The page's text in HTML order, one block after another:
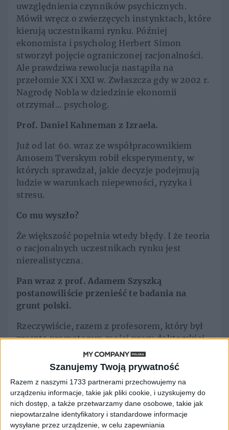
Szanujemy Twoją prywatność
Razem z naszymi 1733 partnerami przechowujemy na
urządzeniu informacje, takie jak pliki cookie, i uzyskujemy do
nich dostęp, a także przetwarzamy dane osobowe, takie jak
niepowtarzalne identyfikatory i standardowe informacje
wysyłane przez urządzenie, w celu zapewniania
uwzględnienia czynników psychicznych.
Mówił wręcz o zwierzęcych instynktach, które
kierują uczestnikami rynku. Później
ekonomista i psycholog Herbert Simon
stworzył pojęcie ograniczonej racjonalności.
Ale prawdziwa rewolucja nastąpiła na
przełomie XX i XXI w. Zwłaszcza gdy w 2002 r.
Nagrodę Nobla w dziedzinie ekonomii
otrzymał… psycholog.
Prof. Daniel Kahneman z Izraela.
Już od lat 60. wraz ze współpracownikiem
Amosem Tverskym robił eksperymenty, w
których sprawdzał, jakie decyzje podejmują
ludzie w warunkach niepewności, ryzyka i
stresu.
Co mu wyszło?
Że większość popełnia wtedy błędy. I że teoria
o racjonalnych uczestnikach rynku jest
nierealistyczna.
Pan wraz z prof. Adamem Szyszką
postanowiliście przenieść te badania na
grunt polski.
Rzeczywiście, razem z profesorem, który był
zresztą promotorem mojej pracy doktorskiej,
we współpracy ze Szkołą Główną Handlową
realizujemy grant Narodowego Centrum
Nauki „Wpływ czynników behawioralnych na
decyzje finansowe przedsiębiorstw oraz ich
związek z danymi makroekonomicznymi”.
A mówiąc po ludzku?